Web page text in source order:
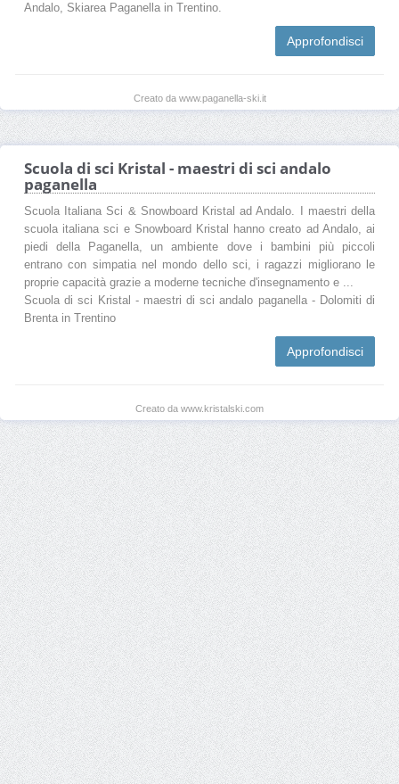
Andalo, Skiarea Paganella in Trentino.
Approfondisci
Creato da www.paganella-ski.it
Scuola di sci Kristal - maestri di sci andalo
paganella
Scuola Italiana Sci & Snowboard Kristal ad Andalo. I maestri della
scuola italiana sci e Snowboard Kristal hanno creato ad Andalo, ai
piedi della Paganella, un ambiente dove i bambini più piccoli
entrano con simpatia nel mondo dello sci, i ragazzi migliorano le
proprie capacità grazie a moderne tecniche d'insegnamento e ...
Scuola di sci Kristal - maestri di sci andalo paganella - Dolomiti di
Brenta in Trentino
Approfondisci
Creato da www.kristalski.com